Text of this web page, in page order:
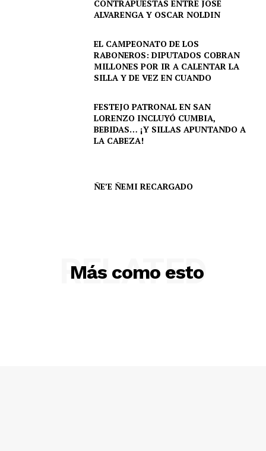
CONTRAPUESTAS ENTRE JOSÉ
ALVARENGA Y OSCAR NOLDIN
EL CAMPEONATO DE LOS
RABONEROS: DIPUTADOS COBRAN
MILLONES POR IR A CALENTAR LA
SILLA Y DE VEZ EN CUANDO
FESTEJO PATRONAL EN SAN
LORENZO INCLUYÓ CUMBIA,
BEBIDAS… ¡Y SILLAS APUNTANDO A
LA CABEZA!
ÑE’E ÑEMI RECARGADO
Más como esto
RELATED